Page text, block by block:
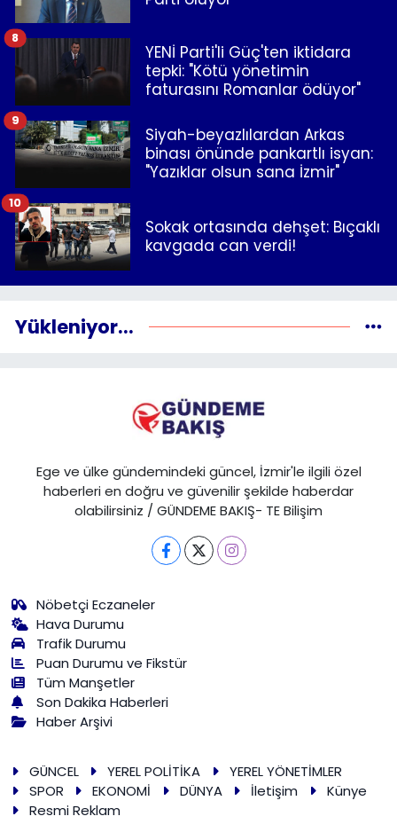
YENİ Parti'li Güç'ten iktidara
tepki: "Kötü yönetimin
faturasını Romanlar ödüyor"
8
Siyah-beyazlılardan Arkas
binası önünde pankartlı isyan:
"Yazıklar olsun sana İzmir"
9
Sokak ortasında dehşet: Bıçaklı
kavgada can verdi!
10
Yükleniyor...
Ege ve ülke gündemindeki güncel, İzmir'le ilgili özel
haberleri en doğru ve güvenilir şekilde haberdar
olabilirsiniz / GÜNDEME BAKIŞ- TE Bilişim
Nöbetçi Eczaneler
Hava Durumu
Trafik Durumu
Puan Durumu ve Fikstür
Tüm Manşetler
Son Dakika Haberleri
Haber Arşivi
GÜNCEL YEREL POLİTİKA
YEREL YÖNETİMLER
SPOR
EKONOMİ DÜNYA İletişim
Künye
Resmi Reklam